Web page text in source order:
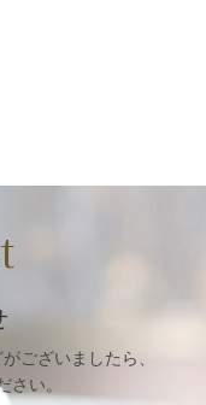
ございましたら、
さい。